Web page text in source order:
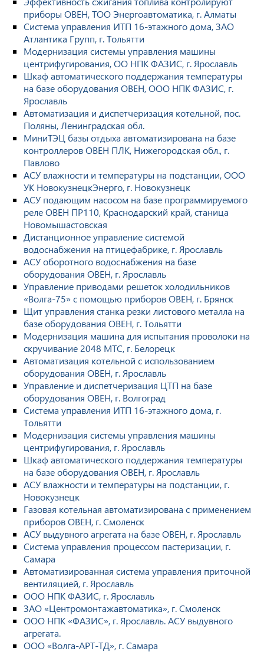
приборы ОВЕН, ТОО Энергоавтоматика, г. Алматы
Система управления ИТП 16-этажного дома, ЗАО
Атлантика Групп, г. Тольятти
Модернизация системы управления машины
центрифугирования, ОО НПК ФАЗИС, г. Ярославль
Шкаф автоматического поддержания температуры
на базе оборудования ОВЕН, ООО НПК ФАЗИС, г.
Ярославль
Автоматизация и диспетчеризация котельной, пос.
Поляны, Ленинградская обл.
МиниТЭЦ базы отдыха автоматизирована на базе
контроллеров ОВЕН ПЛК, Нижегородская обл., г.
Павлово
АСУ влажности и температуры на подстанции, ООО
УК НовокузнецкЭнерго, г. Новокузнецк
АСУ подающим насосом на базе программируемого
реле ОВЕН ПР110, Краснодарский край, станица
Новомышастовская
Дистанционное управление системой
водоснабжения на птицефабрике, г. Ярославль
АСУ оборотного водоснабжения на базе
оборудования ОВЕН, г. Ярославль
Управление приводами решеток холодильников
«Волга-75» с помощью приборов ОВЕН, г. Брянск
Щит управления станка резки листового металла на
базе оборудования ОВЕН, г. Тольятти
Модернизация машина для испытания проволоки на
скручивание 2048 МТС, г. Белорецк
Автоматизация котельной с использованием
оборудования ОВЕН, г. Ярославль
Управление и диспетчеризация ЦТП на базе
оборудования ОВЕН, г. Волгоград
Система управления ИТП 16-этажного дома, г.
Тольятти
Модернизация системы управления машины
центрифугирования, г. Ярославль
Шкаф автоматического поддержания температуры
на базе оборудования ОВЕН, г. Ярославль
АСУ влажности и температуры на подстанции, г.
Новокузнецк
Газовая котельная автоматизирована с применением
приборов ОВЕН, г. Смоленск
АСУ выдувного агрегата на базе ОВЕН, г. Ярославль
Система управления процессом пастеризации, г.
Самара
Автоматизированная система управления приточной
вентиляцией, г. Ярославль
ООО НПК ФАЗИС, г. Ярославль
ЗАО «Центромонтажавтоматика», г. Смоленск
ООО НПК «ФАЗИС», г. Ярославль. АСУ выдувного
агрегата.
ООО «Волга-АРТ-ТД», г. Самара